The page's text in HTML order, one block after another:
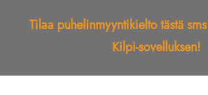
Tilaa puhelinmyyntikielto tästä
Kilpi-sovelluksen!